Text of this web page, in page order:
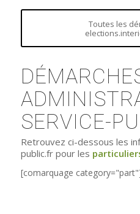
Toutes les
SERVICE-
Retrouvez ci-dessous les
public.fr pour les
[comarquage